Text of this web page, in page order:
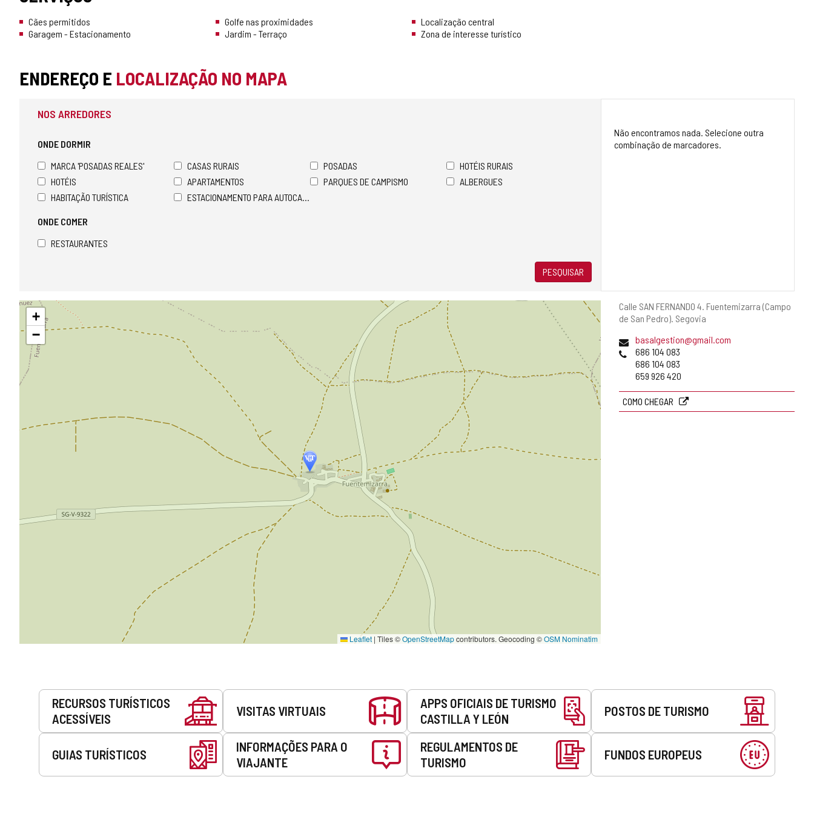
Cães permitidos
Garagem - Estacionamento
Golfe nas proximidades
Jardim - Terraço
Localização central
Zona de interesse turístico
ENDEREÇO E LOCALIZAÇÃO NO MAPA
Endereço
postal
Calle SAN FERNANDO 4. Fuentemizarra (Campo
de San Pedro). Segovia
Endereço
de
email
basalgestion@gmail.com
Telefones
686 104 083
686 104 083
659 926 420
COMO CHEGAR
NOS ARREDORES
ONDE DORMIR
MARCA 'POSADAS REALES'
CASAS RURAIS POSADAS
HOTÉIS RURAIS
HOTÉIS
APARTAMENTOS PARQUES DE CAMPISMO
ALBERGUES
HABITAÇÃO TURÍSTICA
ESTACIONAMENTO PARA AUTOCARAVANAS
ONDE COMER
RESTAURANTES
PESQUISAR
Não encontramos nada. Selecione outra
combinação de marcadores.
Pular
mapa
+
−
Leaflet | Tiles ©OpenStreetMapcontributors. Geocoding ©OSM Nominatim
Serviços
RECURSOS TURÍSTICOS
ACESSÍVEIS
VISITAS VIRTUAIS
APPS OFICIAIS DE TURISMO
CASTILLA Y LEÓN
POSTOS DE TURISMO
GUIAS TURÍSTICOS
INFORMAÇÕES PARA O
VIAJANTE
REGULAMENTOS DE
TURISMO
FUNDOS EUROPEUS